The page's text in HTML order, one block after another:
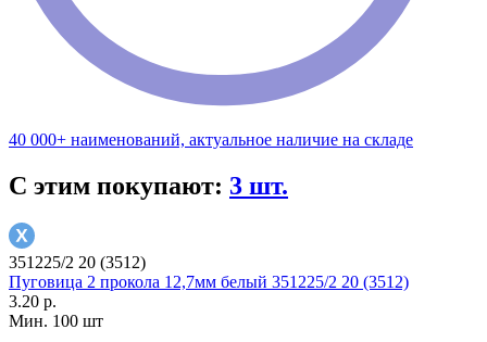
40 000+ наименований, актуальное наличие на складе
С этим покупают: 3 шт.
351225/2 20 (3512)
Пуговица 2 прокола 12,7мм белый 351225/2 20 (3512)
3.20 р.
Мин. 100 шт